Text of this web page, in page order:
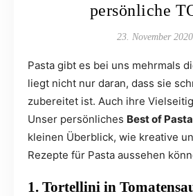
persönliche
23. November 2020
Pasta gibt es bei uns mehrmals
liegt nicht nur daran, dass sie
zubereitet ist. Auch ihre
Unser persönliches Best of Pasta
kleinen Überblick, wie kreative
Rezepte für Pasta aussehen
1. Tortellini in